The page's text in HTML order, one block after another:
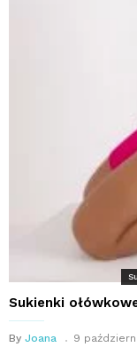
Sukienki
By Joana 9